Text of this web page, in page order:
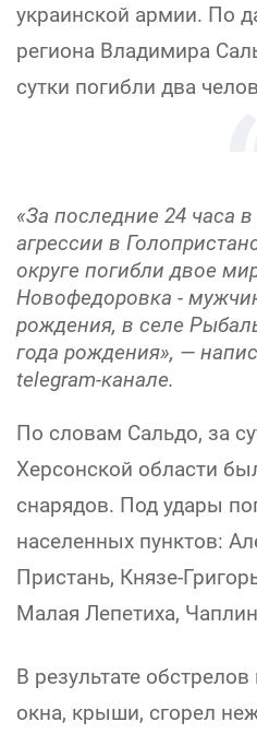
украинской армии. По
региона Владимира
сутки погибли два
«За последние 24 часа
агрессии в
округе погибли двое
Новофедоровка -
рождения, в селе
года рождения», —
telegram-канале.
По словам Сальдо, за
Херсонской области
снарядов. Под удары
населенных пунктов:
Пристань, Князе-
Малая Лепетиха,
В результате
окна, крыши, сгорел